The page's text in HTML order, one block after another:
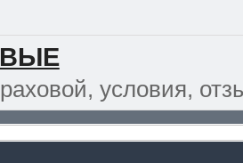
условия,